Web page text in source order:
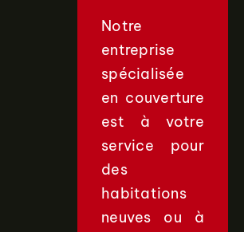
Notre
entreprise
spécialisée
en couverture
est à votre
service pour
des
habitations
neuves ou à